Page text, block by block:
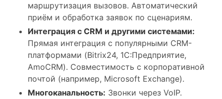
маршрутизация вызовов. Автоматический
приём и обработка заявок по сценариям.
Интеграция с CRM и другими системами:
Прямая интеграция с популярными CRM-
платформами (Bitrix24, 1С:Предприятие,
AmoCRM). Совместимость с корпоративной
почтой (например, Microsoft Exchange).
Многоканальность: Звонки через VoIP.